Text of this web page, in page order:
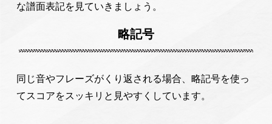
な譜面表記を見ていきましょう。
略記号
同じ音やフレーズがくり返される場合、略記号を使っ
てスコアをスッキリと見やすくしています。